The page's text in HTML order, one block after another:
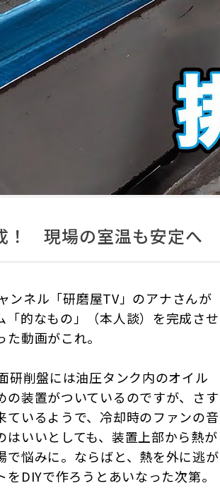
10:42 更新日時2026/05/18 11:05
・機械加工
製作費3,000円以下！排熱ダクト
Heat exhaust duct for under 3,000
！ 現場の室温も安定へ
ンネル「研磨屋TV」のアナさんが
「的なもの」（本人談）を完成させ
動画がこれ。
研削盤には油圧タンク内のオイル
の装置がついているのですが、さす
ているようで、冷却時のファンの音
はいいとしても、装置上部から熱が
で悩みに。ならばと、熱を外に逃が
をDIYで作ろうとあいなった次第。